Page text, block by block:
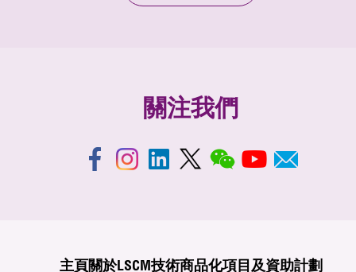
關注我們
主頁 關於LSCM技術商品化項目及資助計劃